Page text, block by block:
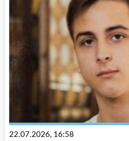
22.07.2026, 16:58